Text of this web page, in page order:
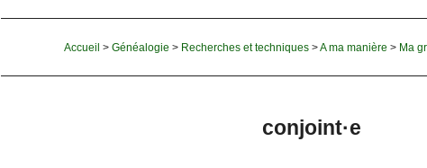
Accueil >Généalogie > Recherches et techniques >A ma manière > Ma
conjoint·e